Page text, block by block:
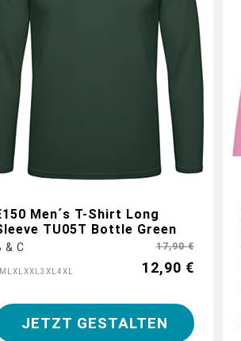
Men´s T-Shirt Long
TU05T Bottle Green
& C
M XL XXL 3XL 4XL
17,90 €
12,90 €
jetzt dein Longsleeve mit
individuellen Logos und Motiven
JETZT GESTALTEN